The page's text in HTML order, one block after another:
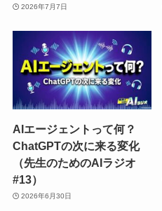
2026年7月7日
AIエージェントって何？
ChatGPTの次に来る変化
（先生のためのAIラジオ
#13）
2026年6月30日